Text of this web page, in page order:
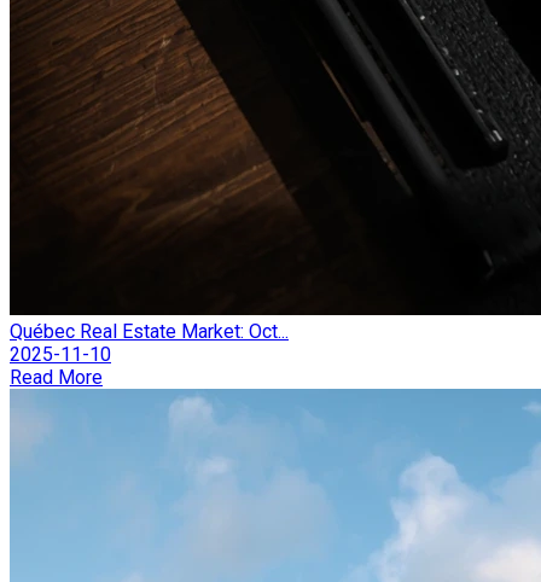
Québec Real Estate Market: Oct...
2025-11-10
Read More